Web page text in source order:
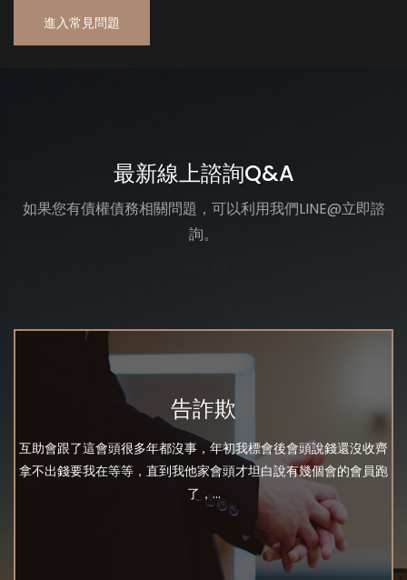
進入常見問題
最新線上諮詢Q&A
如果您有債權債務相關問題，可以利用我們LINE@立即諮
詢。
告詐欺
互助會跟了這會頭很多年都沒事，年初我標會後會頭說錢還沒收齊
拿不出錢要我在等等，直到我他家會頭才坦白說有幾個會的會員跑
了，...